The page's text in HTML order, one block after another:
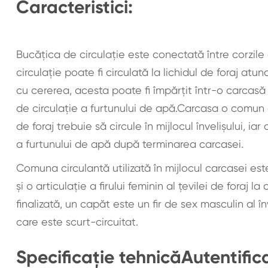
Caracteristici:
Bucăţica de circulaţie este conectată între
circulaţie poate fi circulată la lichidul de foraj
cu cererea, acesta poate fi împărțit într-o
de circulație a furtunului de apă.Carcasa o
de foraj trebuie să circule în mijlocul învelișului,
a furtunului de apă după terminarea carcasei.
Comuna circulantă utilizată în mijlocul carcasei
și o articulație a firului feminin al țevilei de foraj
finalizată, un capăt este un fir de sex masculin al
care este scurt-circuitat.
Specificație